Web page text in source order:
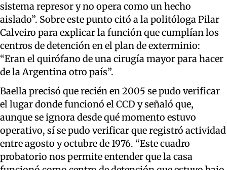
sistema represor y no opera como un hecho
aislado”. Sobre este punto citó a la politóloga Pilar
Calveiro para explicar la función que cumplían los
centros de detención en el plan de exterminio:
“Eran el quirófano de una cirugía mayor para hacer
de la Argentina otro país”.
Baella precisó que recién en 2005 se pudo verificar
el lugar donde funcionó el CCD y señaló que,
aunque se ignora desde qué momento estuvo
operativo, sí se pudo verificar que registró actividad
entre agosto y octubre de 1976. “Este cuadro
probatorio nos permite entender que la casa